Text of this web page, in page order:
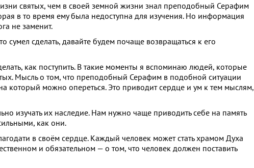
святых, чем в своей земной жизни знал преподобный Серафим
в то время ему была недоступна для изучения. Но информация
не заменит.
сделать, давайте будем почаще возвращаться к его
как поступить. В такие моменты я вспоминаю людей, которые
Мысль о том, что преподобный Серафим в подобной ситуации
который можно опереться. Это приводит сердце и ум к тем мыслям,
изучать их наследие. Нам нужно чаще приводить себе на память
как они.
в своём сердце. Каждый человек может стать храмом Духа
и обязательном — о том, что человек должен поставить